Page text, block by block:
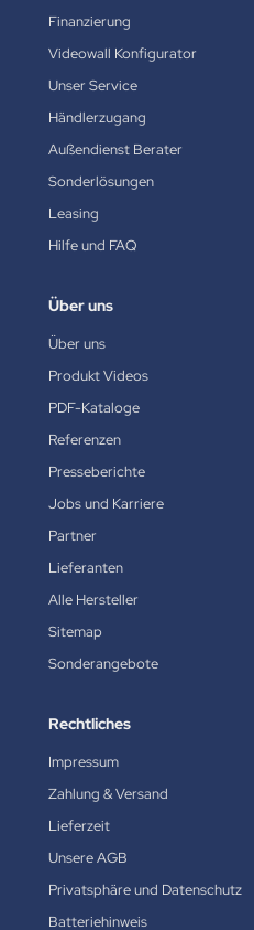
Finanzierung
Videowall Konfigurator
Unser Service
Händlerzugang
Außendienst Berater
Sonderlösungen
Leasing
Hilfe und FAQ
Über uns
Über uns
Produkt Videos
PDF-Kataloge
Referenzen
Presseberichte
Jobs und Karriere
Partner
Lieferanten
Alle Hersteller
Sitemap
Sonderangebote
Rechtliches
Impressum
Zahlung & Versand
Lieferzeit
Unsere AGB
Privatsphäre und Datenschutz
Batteriehinweis